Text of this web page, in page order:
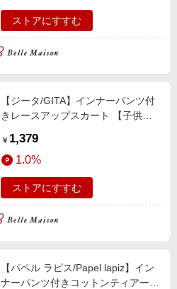
ストアにすすむ
【ジータ/GITA】インナーパンツ付
きレースアップスカート 【子供
￥ 1,379
1.0%
ストアにすすむ
【パペル ラピス/Papel lapiz】イン
ナーパンツ付きコットンティアード